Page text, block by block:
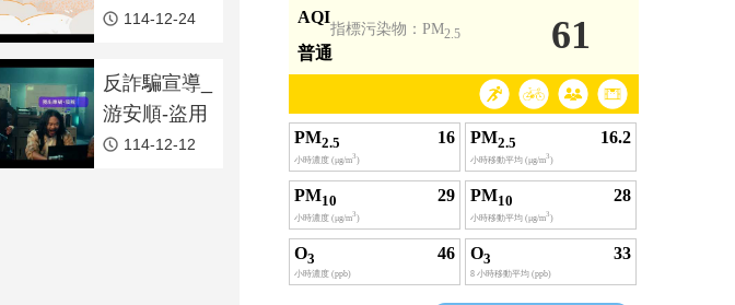
版)114-12-24
反詐騙宣導_
游安順-盜用
LINE帳號假
114-12-12